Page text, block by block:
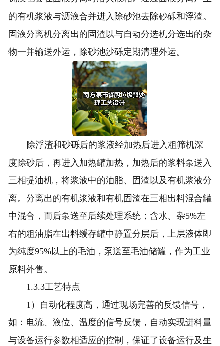
的有机浆液与沥液合并进入除砂池去除砂砾和浮渣。
固液分离机分离出的固渣以与自动分选机分选出的杂
物一并输送外运，除砂池沙砾定期清理外运。
除浮渣和砂砾后的浆液经加热后进入粗筛机深
度除砂后，再进入加热罐加热，加热后的浆料泵送入
三相提油机，将浆液中的油脂、固渣以及有机浆液分
离。分离出的有机浆液和有机固渣在三相出料混合罐
中混合，而后泵送至后续处理系统；含水、杂5%左
右的粗油脂在出料缓存罐中静置分层后，上层液体即
为纯度95%以上的毛油，泵送至毛油储罐，作为工业
原料外售。
1.3.3工艺特点
1）自动化程度高，通过现场完善的反馈信号，
如：电流、液位、温度的信号反馈，自动实现进料量
与设备运行参数相适应的控制，保证了设备运行及生